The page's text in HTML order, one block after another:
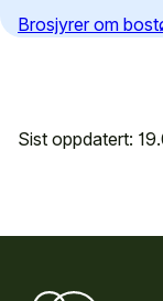
Brosjyrer om
Sist oppdatert: